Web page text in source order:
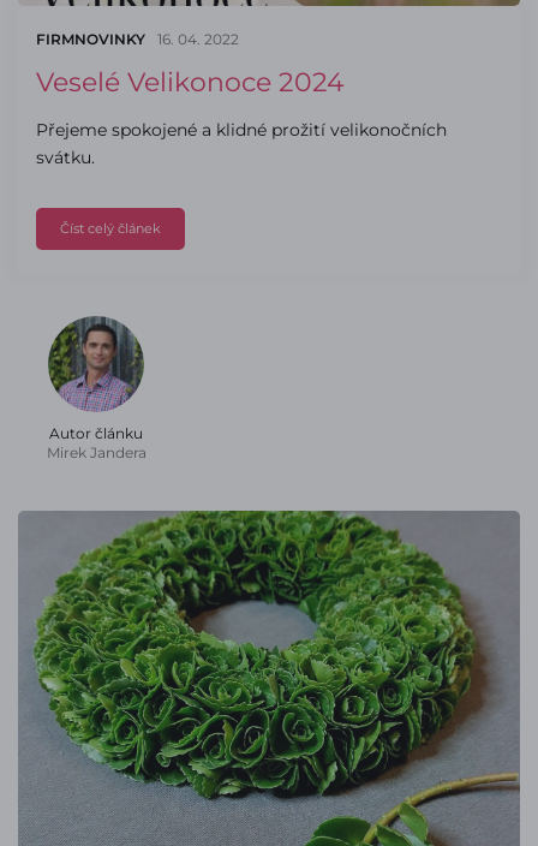
FIRMNOVINKY 16. 04. 2022
Veselé Velikonoce 2024
Přejeme spokojené a klidné prožití velikonočních
svátku.
Číst celý článek
Autor článku
Mirek Jandera